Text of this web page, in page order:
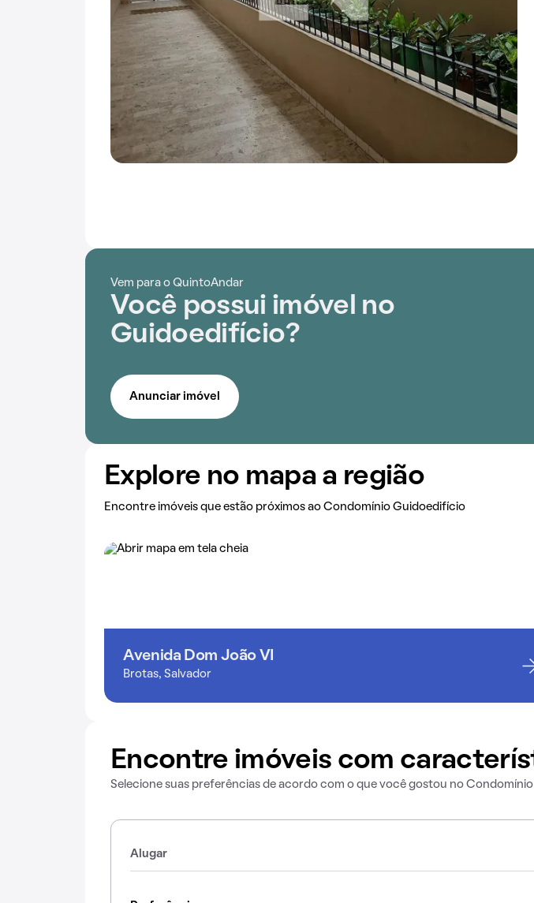
Vem para o QuintoAndar
Você possui imóvel no
Guidoedifício?
Anunciar imóvel
Explore no mapa a região
Encontre imóveis que estão próximos ao Condomínio Guidoedifício
Avenida Dom João VI
Brotas, Salvador
Encontre imóveis com
Selecione suas preferências de acordo com o que você gostou no
Alugar